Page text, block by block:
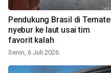
Pendukung Brasil di Ternate
nyebur ke laut usai tim
favorit kalah
Senin, 6 Juli 2026